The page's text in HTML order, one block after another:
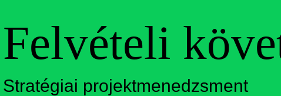
Felvételi
Stratégiai projektmenedzsment